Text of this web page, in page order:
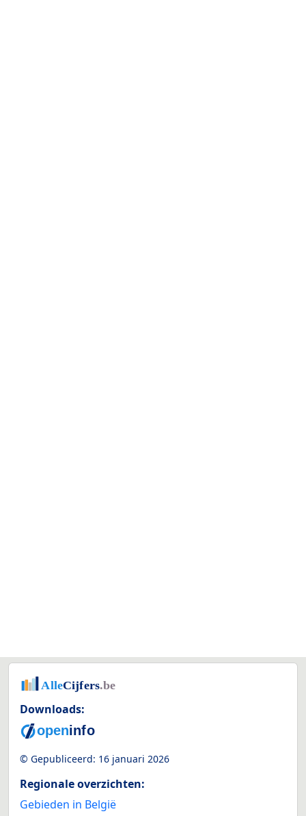
Downloads:
© Gepubliceerd: 16 januari 2026
Regionale overzichten:
Gebieden in België